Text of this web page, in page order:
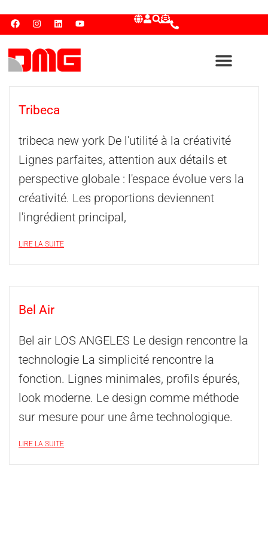
Tribeca
tribeca new york De l'utilité à la créativité
Lignes parfaites, attention aux détails et
perspective globale : l'espace évolue vers la
créativité. Les proportions deviennent
l'ingrédient principal,
LIRE LA SUITE
Bel Air
Bel air LOS ANGELES Le design rencontre la
technologie La simplicité rencontre la
fonction. Lignes minimales, profils épurés,
look moderne. Le design comme méthode
sur mesure pour une âme technologique.
LIRE LA SUITE